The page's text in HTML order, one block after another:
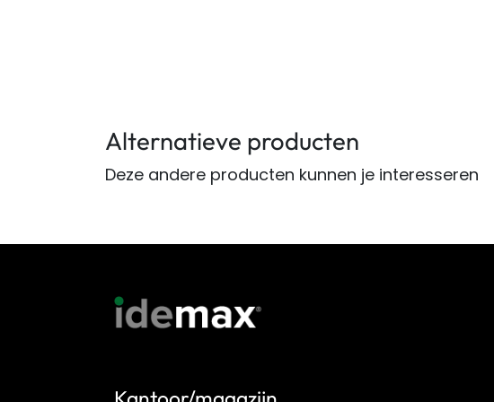
Alternatieve producten
Deze andere producten kunnen je interesseren